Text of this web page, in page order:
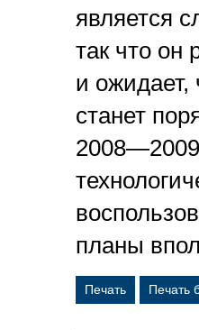
является
так что он
и ожидает,
станет
2008—2009
планы
Печать Печать